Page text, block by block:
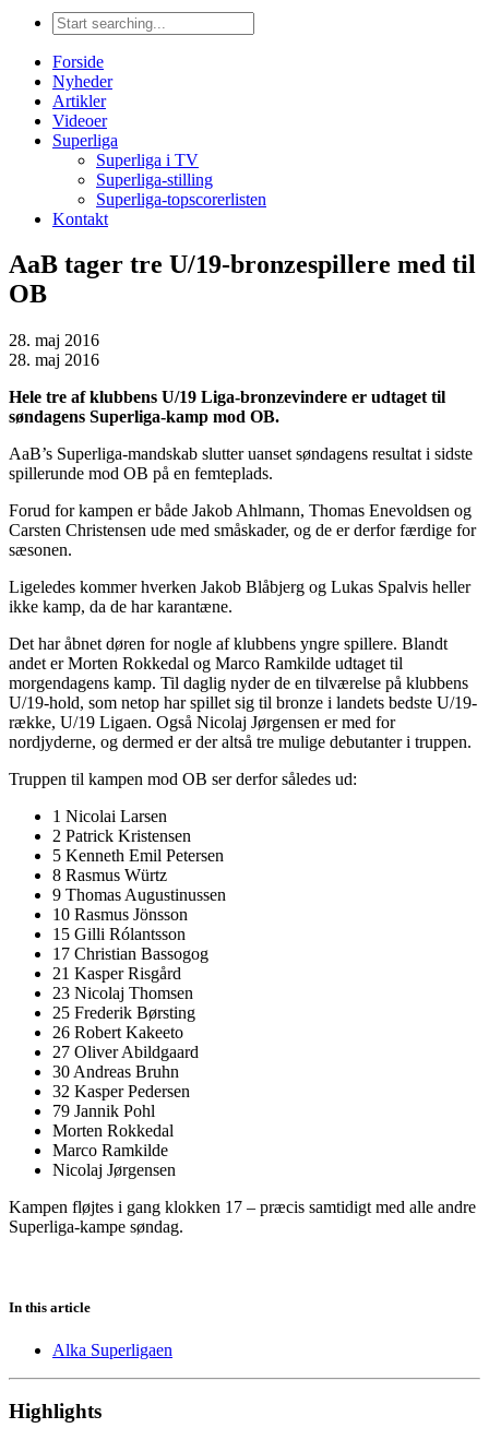
Forside
Nyheder
Artikler
Videoer
Superliga
Superliga i TV
Superliga-stilling
Superliga-topscorerlisten
Kontakt
AaB tager tre U/19-bronzespillere med til
OB
28. maj 2016
28. maj 2016
Hele tre af klubbens U/19 Liga-bronzevindere er udtaget til
søndagens Superliga-kamp mod OB.
AaB’s Superliga-mandskab slutter uanset søndagens resultat i sidste
spillerunde mod OB på en femteplads.
Forud for kampen er både Jakob Ahlmann, Thomas Enevoldsen og
Carsten Christensen ude med småskader, og de er derfor færdige for
sæsonen.
Ligeledes kommer hverken Jakob Blåbjerg og Lukas Spalvis heller
ikke kamp, da de har karantæne.
Det har åbnet døren for nogle af klubbens yngre spillere. Blandt
andet er Morten Rokkedal og Marco Ramkilde udtaget til
morgendagens kamp. Til daglig nyder de en tilværelse på klubbens
U/19-hold, som netop har spillet sig til bronze i landets bedste U/19-
række, U/19 Ligaen. Også Nicolaj Jørgensen er med for
nordjyderne, og dermed er der altså tre mulige debutanter i truppen.
Truppen til kampen mod OB ser derfor således ud:
1 Nicolai Larsen
2 Patrick Kristensen
5 Kenneth Emil Petersen
8 Rasmus Würtz
9 Thomas Augustinussen
10 Rasmus Jönsson
15 Gilli Rólantsson
17 Christian Bassogog
21 Kasper Risgård
23 Nicolaj Thomsen
25 Frederik Børsting
26 Robert Kakeeto
27 Oliver Abildgaard
30 Andreas Bruhn
32 Kasper Pedersen
79 Jannik Pohl
Morten Rokkedal
Marco Ramkilde
Nicolaj Jørgensen
Kampen fløjtes i gang klokken 17 – præcis samtidigt med alle andre
Superliga-kampe søndag.
In this article
Alka Superligaen
Highlights